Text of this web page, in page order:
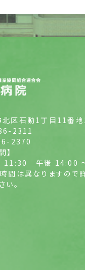
北区石動1丁目11番地
2311
2370
】
11:30 午後 14:00
間は異なりますので
い。